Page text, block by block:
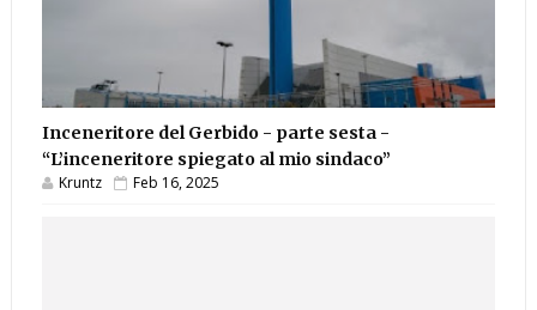
Inceneritore del Gerbido - parte sesta -
“L’inceneritore spiegato al mio sindaco”
Kruntz Feb 16, 2025